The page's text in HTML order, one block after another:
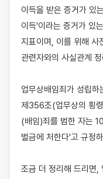
이득을 받은 증거가 있
이득'이라는 증거가 있
지표이며, 이를 위해 사
관련자와의 사실관계
업무상배임죄가 성립
제356조(업무상의 횡
(배임)죄를 범한 자는
벌금에 처한다'고 규정
조금 더 정리해 드리면